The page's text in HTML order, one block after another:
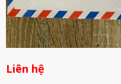
Liên hệ